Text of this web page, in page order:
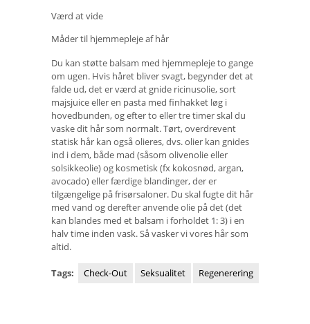
Værd at vide
Måder til hjemmepleje af hår
Du kan støtte balsam med hjemmepleje to gange
om ugen. Hvis håret bliver svagt, begynder det at
falde ud, det er værd at gnide ricinusolie, sort
majsjuice eller en pasta med finhakket løg i
hovedbunden, og efter to eller tre timer skal du
vaske dit hår som normalt. Tørt, overdrevent
statisk hår kan også olieres, dvs. olier kan gnides
ind i dem, både mad (såsom olivenolie eller
solsikkeolie) og kosmetisk (fx kokosnød, argan,
avocado) eller færdige blandinger, der er
tilgængelige på frisørsaloner. Du skal fugte dit hår
med vand og derefter anvende olie på det (det
kan blandes med et balsam i forholdet 1: 3) i en
halv time inden vask. Så vasker vi vores hår som
altid.
Tags: Check-Out Seksualitet Regenerering